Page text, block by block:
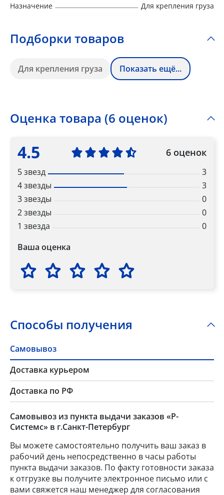
Назначение
Для крепления груза
Подборки товаров
Для крепления груза Показать ещё...
Оценка товара (6 оценок)
4.5 6 оценок
5 звезд
3
4 звезды
3
3 звезды
0
2 звезды
0
1 звезда
0
Ваша оценка
Способы получения
Самовывоз
Доставка курьером
Доставка по РФ
Самовывоз из пункта выдачи заказов «Р-
Системс» в г.Санкт-Петербург
Вы можете самостоятельно получить ваш заказ в
рабочий день непосредственно в часы работы
пункта выдачи заказов. По факту готовности заказа
к отгрузке вы получите электронное письмо или с
вами свяжется наш менеджер для согласования